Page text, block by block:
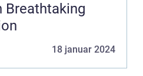
Breathtaking
18 januar 2024